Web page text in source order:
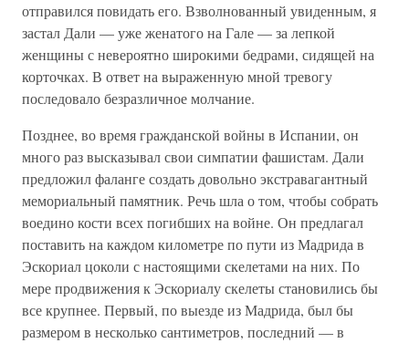
отправился повидать его. Взволнованный увиденным, я
застал Дали — уже женатого на Гале — за лепкой
женщины с невероятно широкими бедрами, сидящей на
корточках. В ответ на выраженную мной тревогу
последовало безразличное молчание.
Позднее, во время гражданской войны в Испании, он
много раз высказывал свои симпатии фашистам. Дали
предложил фаланге создать довольно экстравагантный
мемориальный памятник. Речь шла о том, чтобы собрать
воедино кости всех погибших на войне. Он предлагал
поставить на каждом километре по пути из Мадрида в
Эскориал цоколи с настоящими скелетами на них. По
мере продвижения к Эскориалу скелеты становились бы
все крупнее. Первый, по выезде из Мадрида, был бы
размером в несколько сантиметров, последний — в